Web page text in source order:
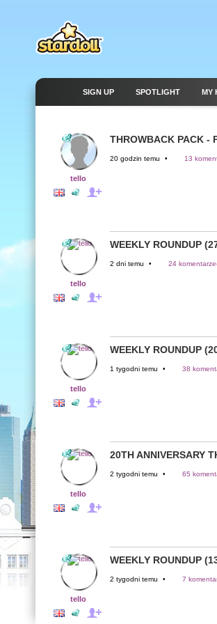
SIGN UP SPOTLIGHT MY
tello
THROWBACK PACK -
20 godzin temu • 13
tello
WEEKLY ROUNDUP
2 dni temu • 24
tello
WEEKLY ROUNDUP
1 tygodni temu • 38
tello
20TH ANNIVERSARY
2 tygodni temu • 65
tello
WEEKLY ROUNDUP
2 tygodni temu • 7